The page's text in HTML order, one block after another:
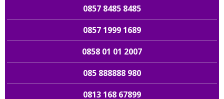
0857 8485 8485
0857 1999 1689
0858 01 01 2007
085 888888 980
0813 168 67899